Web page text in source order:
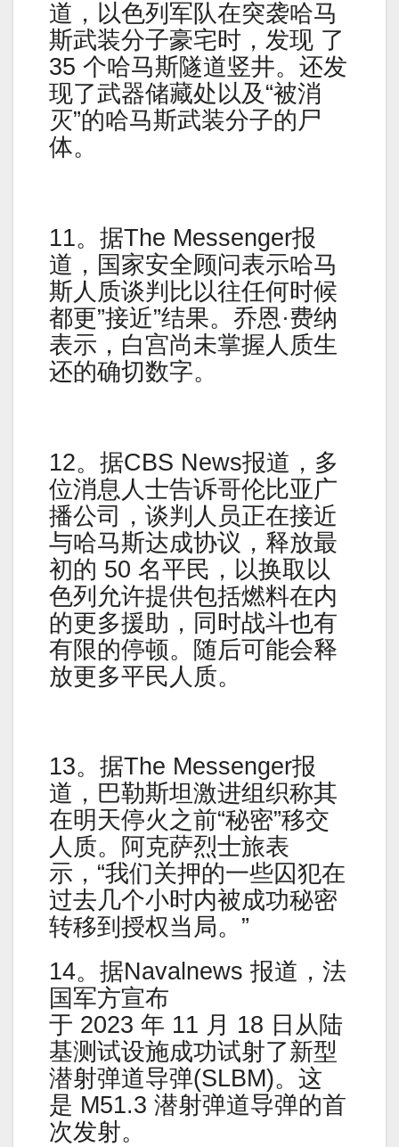
道，以色列军队在突袭哈马
斯武装分子豪宅时，发现 了
35 个哈马斯隧道竖井。还发
现了武器储藏处以及“被消
灭”的哈马斯武装分子的尸
体。
11。据The Messenger报
道，国家安全顾问表示哈马
斯人质谈判比以往任何时候
都更”接近”结果。乔恩·费纳
表示，白宫尚未掌握人质生
还的确切数字。
12。据CBS News报道，多
位消息人士告诉哥伦比亚广
播公司，谈判人员正在接近
与哈马斯达成协议，释放最
初的 50 名平民，以换取以
色列允许提供包括燃料在内
的更多援助，同时战斗也有
有限的停顿。随后可能会释
放更多平民人质。
13。据The Messenger报
道，巴勒斯坦激进组织称其
在明天停火之前“秘密”移交
人质。阿克萨烈士旅表
示，“我们关押的一些囚犯在
过去几个小时内被成功秘密
转移到授权当局。”
14。据Navalnews 报道，法
国军方宣布
于 2023 年 11 月 18 日从陆
基测试设施成功试射了新型
潜射弹道导弹(SLBM)。这
是 M51.3 潜射弹道导弹的首
次发射。